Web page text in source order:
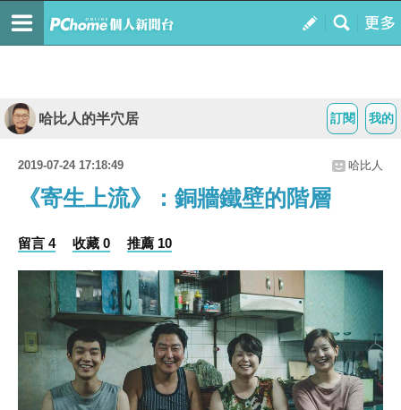
我的
訂閱
哈比人的半穴居
2019-07-24 17:18:49 哈比人
《寄生上流》：銅牆鐵壁的階層
留言 4 收藏 0 推薦 10